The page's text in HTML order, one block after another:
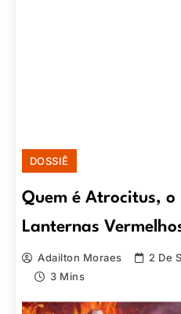
DOSSIÊ
Quem é Atrocitus,
Lanternas
Adailton Moraes 2 De
3 Mins